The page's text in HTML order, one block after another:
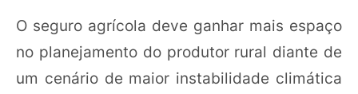
O seguro agrícola deve ganhar mais espaço
no planejamento do produtor rural diante de
um cenário de maior instabilidade climática